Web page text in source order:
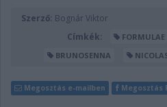
Szerző: Bognár Viktor
Címkék:
FORMULAE
BRUNOSENNA
Megosztás e-mailben Megosztás